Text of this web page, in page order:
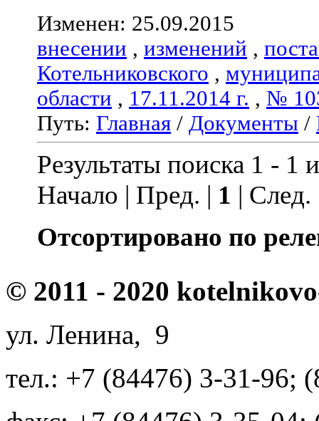
Изменен: 25.09.2015
внесении , изменений ,
Котельниковского ,
области , 17.11.2014 г. , №
Путь: Главная / Документы /
Результаты поиска 1 - 1
Начало | Пред. | 1 |
Отсортировано по
© 2011 - 2020
ул. Ленина, 9
тел.: +7 (84476) 3-31-96;